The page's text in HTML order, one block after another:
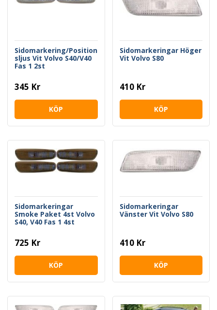
Sidomarkering/Position
sljus Vit Volvo S40/V40
Fas 1 2st
345 Kr
KÖP
Sidomarkeringar Höger
Vit Volvo S80
410 Kr
KÖP
Sidomarkeringar
Smoke Paket 4st Volvo
S40, V40 Fas 1 4st
725 Kr
KÖP
Sidomarkeringar
Vänster Vit Volvo S80
410 Kr
KÖP